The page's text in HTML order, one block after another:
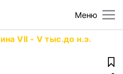
Меню
VII - V тыс.до н.э.